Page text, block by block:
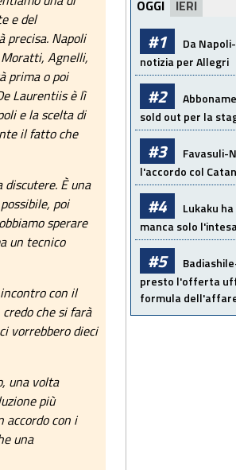
e del
precisa. Napoli
Agnelli,
prima o poi
Laurentiis è lì
e la scelta di
il fatto che
discutere. È una
poi
sperare
un tecnico
con il
che si farà
vorrebbero dieci
una volta
più
accordo con i
una
OGGI IERI
#1
Da
notizia per Allegri
#2
sold out per la
#3
Favasuli-
l'accordo col
#4 Lukaku
manca solo
#5
presto l'offerta
formula